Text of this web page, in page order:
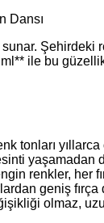
Dansı
Şehirdeki
ile bu
tonları yıllarca
yaşamadan
renkler, her
geniş
olmaz,